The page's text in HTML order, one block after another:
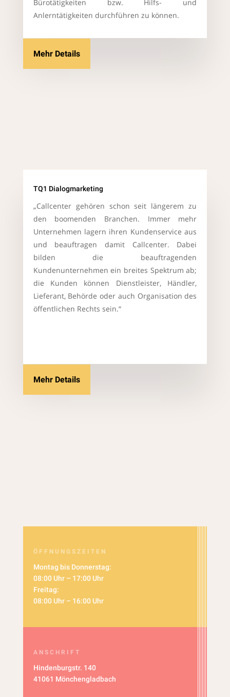
Bürotätigkeiten bzw. Hilfs- und
Anlerntätigkeiten durchführen zu können.
Mehr Details
TQ1 Dialogmarketing
„Callcenter gehören schon seit längerem zu
den boomenden Branchen. Immer mehr
Unternehmen lagern ihren Kundenservice aus
und beauftragen damit Callcenter. Dabei
bilden die beauftragenden
Kundenunternehmen ein breites Spektrum ab;
die Kunden können Dienstleister, Händler,
Lieferant, Behörde oder auch Organisation des
öffentlichen Rechts sein.“
Mehr Details
ÖFFNUNGSZEITEN
Montag bis Donnerstag:
08:00 Uhr – 17:00 Uhr
Freitag:
08:00 Uhr – 16:00 Uhr
ANSCHRIFT
Hindenburgstr. 140
41061 Mönchengladbach